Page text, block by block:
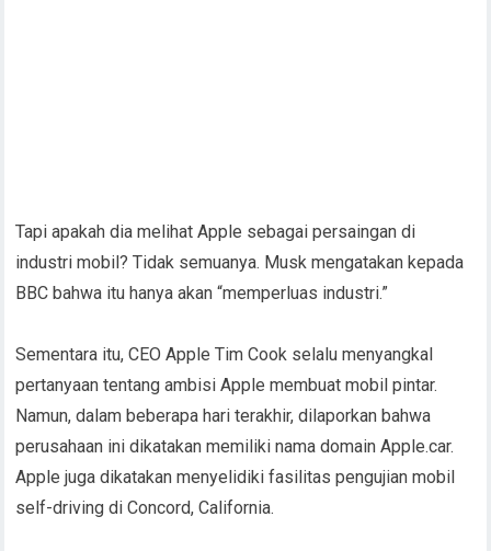
Tapi apakah dia melihat Apple sebagai persaingan di
industri mobil? Tidak semuanya. Musk mengatakan kepada
BBC bahwa itu hanya akan “memperluas industri.”
Sementara itu, CEO Apple Tim Cook selalu menyangkal
pertanyaan tentang ambisi Apple membuat mobil pintar.
Namun, dalam beberapa hari terakhir, dilaporkan bahwa
perusahaan ini dikatakan memiliki nama domain Apple.car.
Apple juga dikatakan menyelidiki fasilitas pengujian mobil
self-driving di Concord, California.